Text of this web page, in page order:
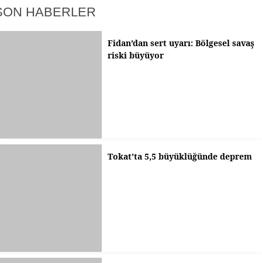
HABERLER
Fidan’dan sert uyarı: Bölgesel savaş
riski büyüyor
Tokat’ta 5,5 büyüklüğünde deprem